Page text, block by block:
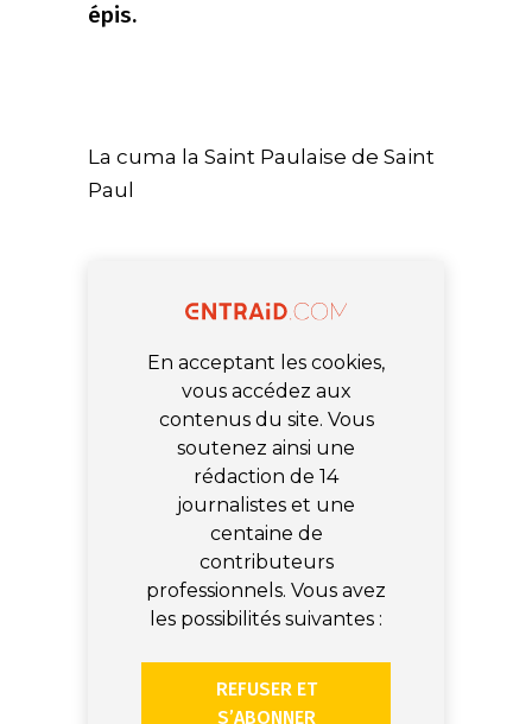
épis.
La cuma la Saint Paulaise de Saint
Paul
En acceptant les cookies,
vous accédez aux
contenus du site. Vous
soutenez ainsi une
rédaction de 14
journalistes et une
centaine de
contributeurs
professionnels. Vous avez
les possibilités suivantes :
REFUSER ET
S’ABONNER